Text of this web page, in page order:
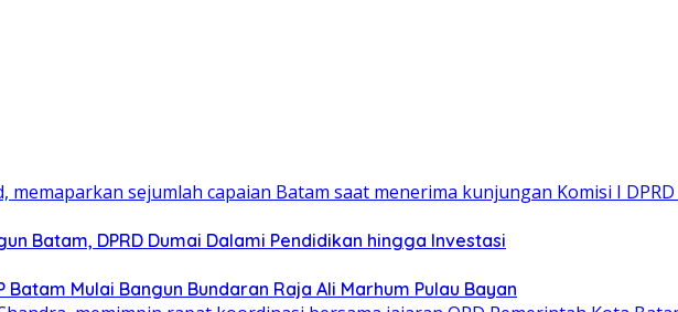
Batam, DPRD Dumai Dalami Pendidikan hingga Investasi
Mulai Bangun Bundaran Raja Ali Marhum Pulau Bayan